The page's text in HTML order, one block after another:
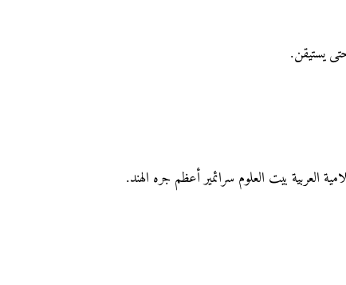
ﻳﺴﺘﻴﻘﻦ.
العربية بيت العلوم سرائمير أعظم جره الهند.